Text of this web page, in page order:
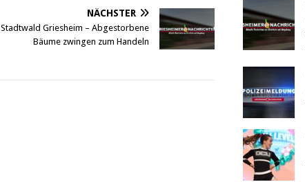
NÄCHSTER
Stadtwald Griesheim – Abgestorbene
Bäume zwingen zum Handeln